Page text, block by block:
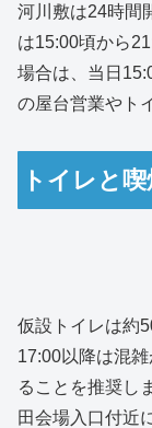
河川敷は24時間
は15:00頃から
場合は、当日
の屋台営業やト
トイレと
仮設トイレは約
17:00以降は混
ることを推奨し
田会場入口付近